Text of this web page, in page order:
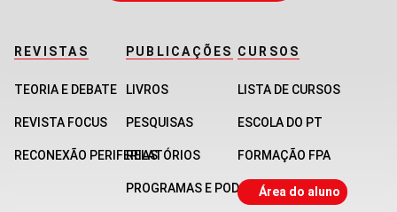
REVISTAS
TEORIA E DEBATE
REVISTA FOCUS
RECONEXÃO PERIFERIAS
PUBLICAÇÕES
LIVROS
PESQUISAS
RELATÓRIOS
PROGRAMAS E PODCASTS
CURSOS
LISTA DE CURSOS
ESCOLA DO PT
FORMAÇÃO FPA
Área do aluno